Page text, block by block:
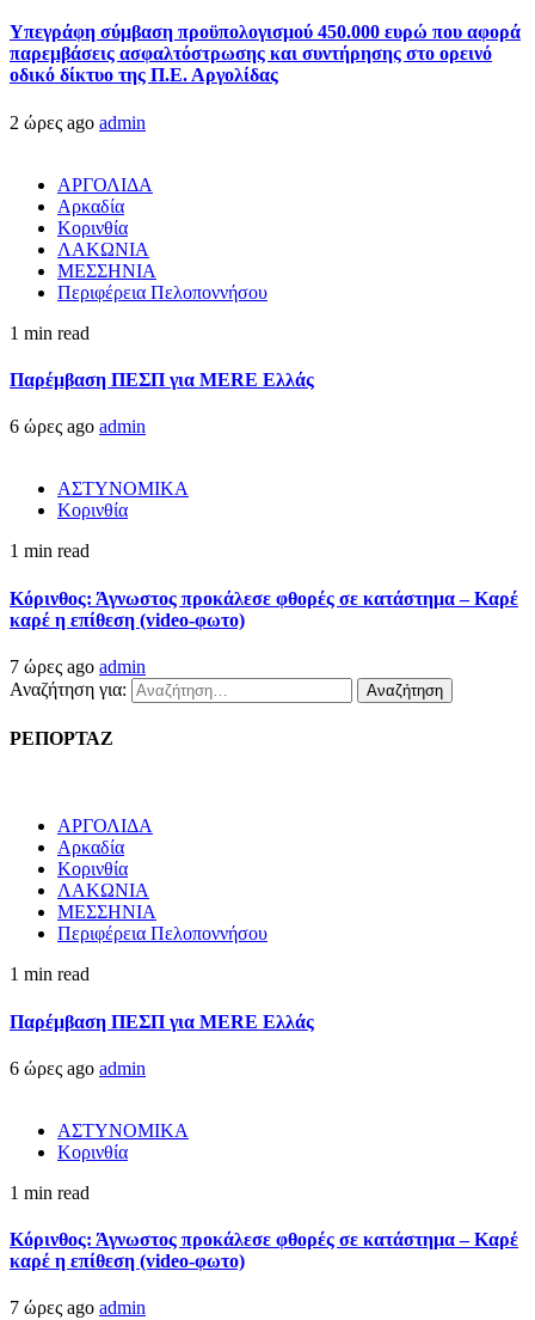
Υπεγράφη σύμβαση προϋπολογισμού 450.000 ευρώ που αφορά
παρεμβάσεις ασφαλτόστρωσης και συντήρησης στο ορεινό
οδικό δίκτυο της Π.Ε. Αργολίδας
2 ώρες ago admin
ΑΡΓΟΛΙΔΑ
Αρκαδία
Κορινθία
ΛΑΚΩΝΙΑ
ΜΕΣΣΗΝΙΑ
Περιφέρεια Πελοποννήσου
1 min read
Παρέμβαση ΠΕΣΠ για MERE Ελλάς
6 ώρες ago admin
ΑΣΤΥΝΟΜΙΚΑ
Κορινθία
1 min read
Κόρινθος: Άγνωστος προκάλεσε φθορές σε κατάστημα – Καρέ
καρέ η επίθεση (video-φωτο)
7 ώρες ago admin
Αναζήτηση για:
ΡΕΠΟΡΤΑΖ
ΑΡΓΟΛΙΔΑ
Αρκαδία
Κορινθία
ΛΑΚΩΝΙΑ
ΜΕΣΣΗΝΙΑ
Περιφέρεια Πελοποννήσου
1 min read
Παρέμβαση ΠΕΣΠ για MERE Ελλάς
6 ώρες ago admin
ΑΣΤΥΝΟΜΙΚΑ
Κορινθία
1 min read
Κόρινθος: Άγνωστος προκάλεσε φθορές σε κατάστημα – Καρέ
καρέ η επίθεση (video-φωτο)
7 ώρες ago admin